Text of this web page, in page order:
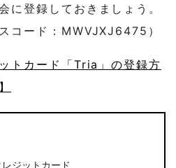
に登録しておきましょう。
コード：MWVJXJ6475）
トカード「Tria」の登録方
ジットカード